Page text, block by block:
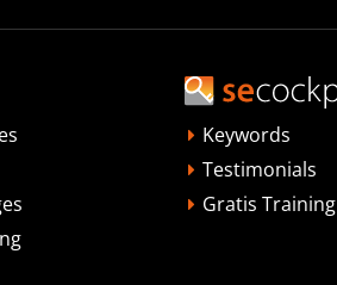
Keywords
Testimonials
Gratis Training